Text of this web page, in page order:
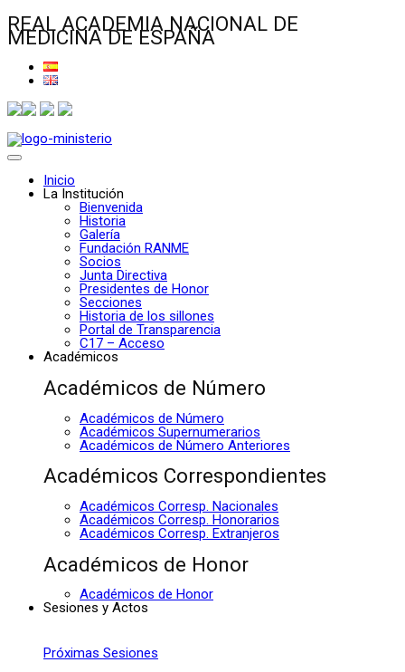
REAL ACADEMIA NACIONAL DE
MEDICINA DE ESPAÑA
Inicio
La Institución
Bienvenida
Historia
Galería
Fundación RANME
Socios
Junta Directiva
Presidentes de Honor
Secciones
Historia de los sillones
Portal de Transparencia
C17 – Acceso
Académicos
Académicos de Número
Académicos de Número
Académicos Supernumerarios
Académicos de Número Anteriores
Académicos Correspondientes
Académicos Corresp. Nacionales
Académicos Corresp. Honorarios
Académicos Corresp. Extranjeros
Académicos de Honor
Académicos de Honor
Sesiones y Actos
Próximas Sesiones